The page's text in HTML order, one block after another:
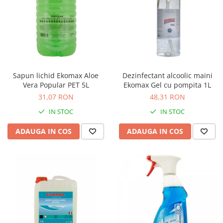
Suporturi si huse telefoane &
Periferice PC si accesorii
Ergnonomice
Casti
Tehnica si mobilier pentru birou
Laminatoare
Folii laminare
Accesorii mobilier
Distrugatoare documente
Cosuri de gunoi pentru birou
Scaune, birouri si produse
Sapun lichid Ekomax Aloe
Vera Popular PET 5L
31,07 RON
IN STOC
ADAUGA IN COS
Dezinfectant alcoolic maini
Ekomax Gel cu pompita 1L
48,31 RON
IN STOC
ADAUGA IN COS